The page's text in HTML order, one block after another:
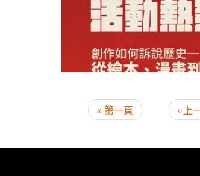
頁面
« 第一頁 ‹ 上